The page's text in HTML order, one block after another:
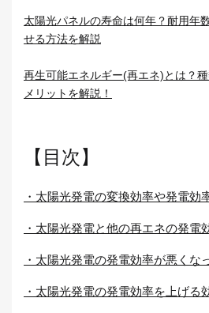
太陽光パネルの寿命は何年？耐用年
せる方法を解説
再生可能エネルギー(再エネ)とは？
メリットを解説！
【目次】
・太陽光発電の変換効率や発電効
・太陽光発電と他の再エネの発電
・太陽光発電の発電効率が悪くな
・太陽光発電の発電効率を上げる